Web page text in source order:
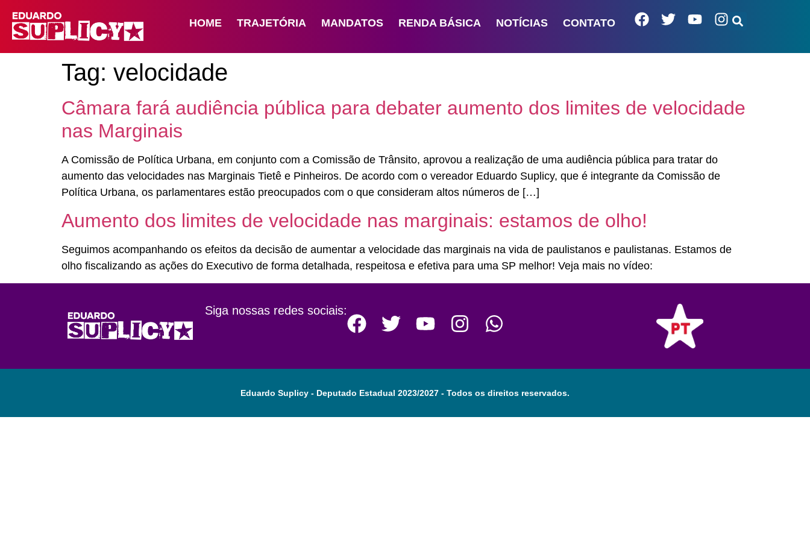
HOME TRAJETÓRIA MANDATOS RENDA BÁSICA NOTÍCIAS CONTATO
Tag: velocidade
Câmara fará audiência pública para debater aumento dos limites de velocidade
nas Marginais
A Comissão de Política Urbana, em conjunto com a Comissão de Trânsito, aprovou a realização de uma audiência pública para tratar do
aumento das velocidades nas Marginais Tietê e Pinheiros. De acordo com o vereador Eduardo Suplicy, que é integrante da Comissão de
Política Urbana, os parlamentares estão preocupados com o que consideram altos números de […]
Aumento dos limites de velocidade nas marginais: estamos de olho!
Seguimos acompanhando os efeitos da decisão de aumentar a velocidade das marginais na vida de paulistanos e paulistanas. Estamos de
olho fiscalizando as ações do Executivo de forma detalhada, respeitosa e efetiva para uma SP melhor! Veja mais no vídeo:
Siga nossas redes sociais:
Eduardo Suplicy - Deputado Estadual 2023/2027 - Todos os direitos reservados.